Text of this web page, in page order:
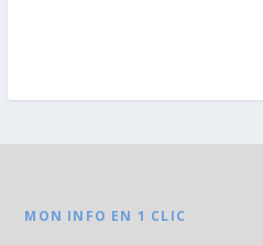
MON INFO EN 1 CLIC